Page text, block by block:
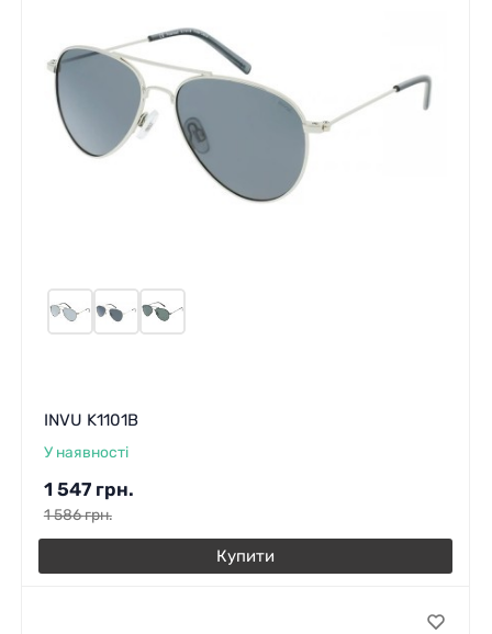
INVU K1101B
У наявності
1 547 грн.
1 586грн.
Купити